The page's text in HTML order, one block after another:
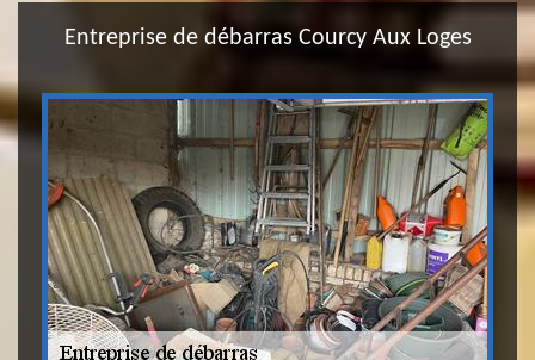
Entreprise de débarras Courcy Aux Loges